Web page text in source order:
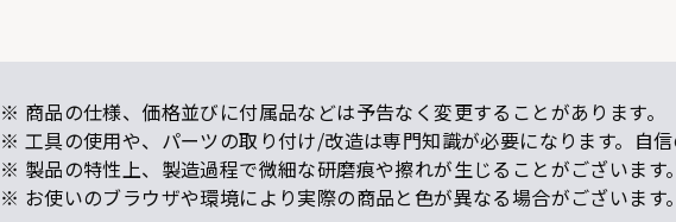
※ 商品の仕様、価格並びに付属品などは予告なく変更することがあります。
※ 工具の使用や、パーツの取り付け/改造は専門知識が必要になります。自
※ 製品の特性上、製造過程で微細な研磨痕や擦れが生じることがございま
※ お使いのブラウザや環境により実際の商品と色が異なる場合がございます。